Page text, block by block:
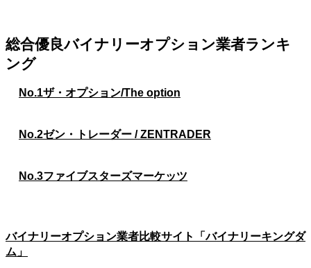
総合優良バイナリーオプション業者ランキ
ング
No.1ザ・オプション/The option
No.2ゼン・トレーダー / ZENTRADER
No.3ファイブスターズマーケッツ
バイナリーオプション業者比較サイト「バイナリーキングダ
ム」